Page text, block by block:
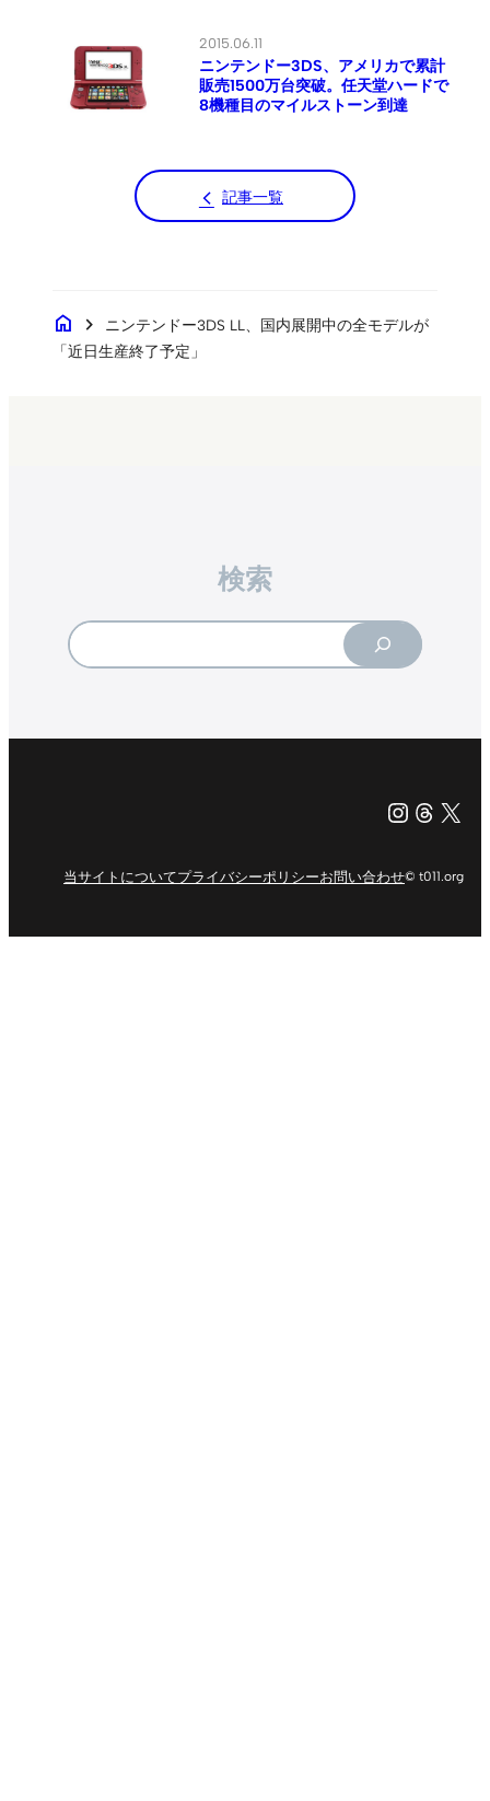
2015.06.11
ニンテンドー3DS、アメリカで累計
販売1500万台突破。任天堂ハードで
8機種目のマイルストーン到達
記事一覧
home chevron_right
ニンテンドー3DS LL、国内展開中の全モデルが
「近日生産終了予定」
検索
X（旧
当サイトについてプライバシーポリシーお問い合わせ© t011.org